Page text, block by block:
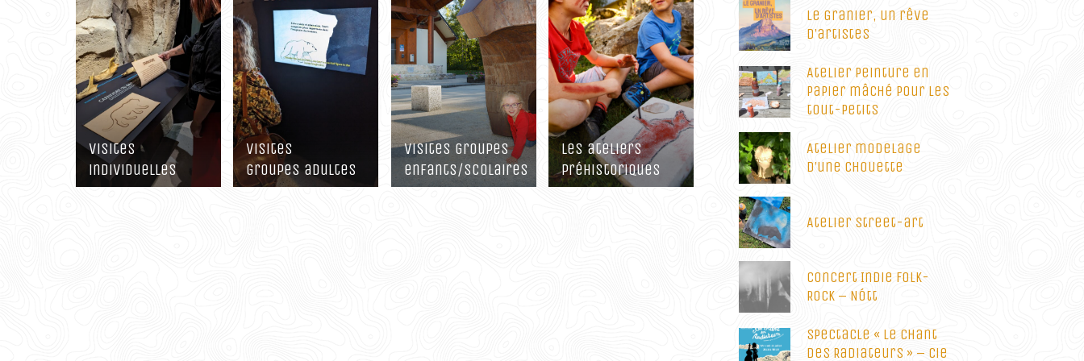
Fouilles et études
scientifiques
L’ours des
cavernes, un
animal mythique
Atelier street-art
Atelier modelage
d’une chouette
Atelier peinture
en papier mâché
pour les tout-
petits
Visites
individuelles
Visites
groupes adultes
Visites groupes
enfants/scolaires
Les ateliers
préhistoriques
Le Granier, un rêve
d’artistes
Atelier peinture en
papier mâché pour les
tout-petits
Atelier modelage
d’une chouette
Atelier street-art
Concert Indie Folk-
Rock – Nótt
Spectacle « Le Chant
des Radiateurs » – Cie